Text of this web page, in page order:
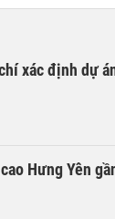
xác định dự
Hưng Yên